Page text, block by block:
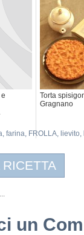
Torta
Gragnano
, farina, FROLLA, lievito,
un